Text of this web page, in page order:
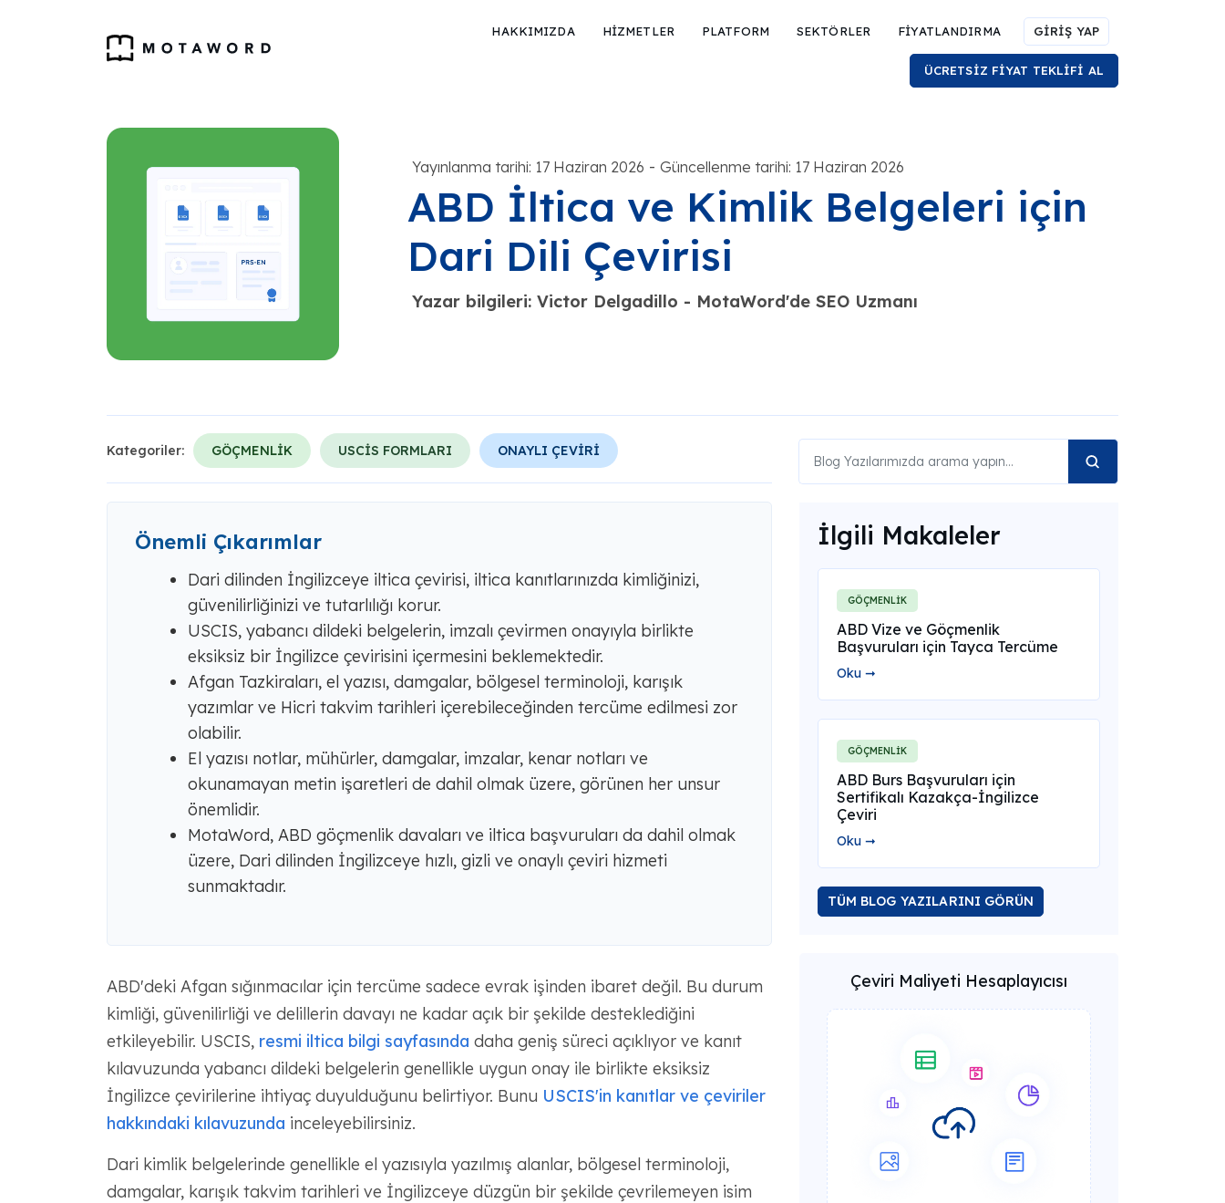
HAKKIMIZDA HİZMETLER PLATFORM SEKTÖRLER FİYATLANDIRMA GİRİŞ YAP
ÜCRETSİZ FİYAT TEKLİFİ AL
Yayınlanma tarihi: 17 Haziran 2026 - Güncellenme tarihi: 17 Haziran 2026
ABD İltica ve Kimlik Belgeleri için
Dari Dili Çevirisi
Yazar bilgileri: Victor Delgadillo - MotaWord'de SEO Uzmanı
Kategoriler: GÖÇMENLİK USCİS FORMLARI ONAYLI ÇEVİRİ
Önemli Çıkarımlar
Dari dilinden İngilizceye iltica çevirisi, iltica kanıtlarınızda kimliğinizi,
güvenilirliğinizi ve tutarlılığı korur.
USCIS, yabancı dildeki belgelerin, imzalı çevirmen onayıyla birlikte
eksiksiz bir İngilizce çevirisini içermesini beklemektedir.
Afgan Tazkiraları, el yazısı, damgalar, bölgesel terminoloji, karışık
yazımlar ve Hicri takvim tarihleri ​​içerebileceğinden tercüme edilmesi zor
olabilir.
El yazısı notlar, mühürler, damgalar, imzalar, kenar notları ve
okunamayan metin işaretleri de dahil olmak üzere, görünen her unsur
önemlidir.
MotaWord, ABD göçmenlik davaları ve iltica başvuruları da dahil olmak
üzere, Dari dilinden İngilizceye hızlı, gizli ve onaylı çeviri hizmeti
sunmaktadır.
ABD'deki Afgan sığınmacılar için tercüme sadece evrak işinden ibaret değil. Bu durum
kimliği, güvenilirliği ve delillerin davayı ne kadar açık bir şekilde desteklediğini
etkileyebilir. USCIS, resmi iltica bilgi sayfasında daha geniş süreci açıklıyor ve kanıt
kılavuzunda yabancı dildeki belgelerin genellikle uygun onay ile birlikte eksiksiz
İngilizce çevirilerine ihtiyaç duyulduğunu belirtiyor. Bunu USCIS'in kanıtlar ve çeviriler
hakkındaki kılavuzunda inceleyebilirsiniz.
Dari kimlik belgelerinde genellikle el yazısıyla yazılmış alanlar, bölgesel terminoloji,
damgalar, karışık takvim tarihleri ​​ve İngilizceye düzgün bir şekilde çevrilemeyen isim
İlgili Makaleler
GÖÇMENLİK
ABD Vize ve Göçmenlik
Başvuruları için Tayca Tercüme
Oku ➞
GÖÇMENLİK
ABD Burs Başvuruları için
Sertifikalı Kazakça-İngilizce
Çeviri
Oku ➞
TÜM BLOG YAZILARINI GÖRÜN
Çeviri Maliyeti Hesaplayıcısı